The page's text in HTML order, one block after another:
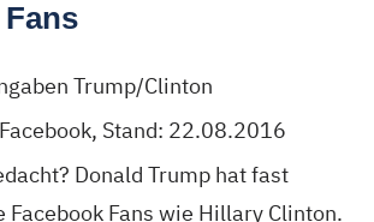
Stand: 22.08.2016
Donald Trump hat fast
Facebook Fans wie Hillary Clinton.